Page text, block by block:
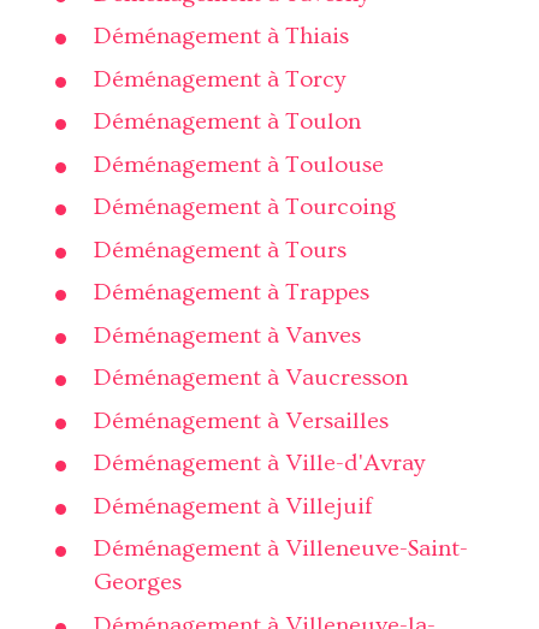
Déménagement à Thiais
Déménagement à Torcy
Déménagement à Toulon
Déménagement à Toulouse
Déménagement à Tourcoing
Déménagement à Tours
Déménagement à Trappes
Déménagement à Vanves
Déménagement à Vaucresson
Déménagement à Versailles
Déménagement à Ville-d'Avray
Déménagement à Villejuif
Déménagement à Villeneuve-Saint-
Georges